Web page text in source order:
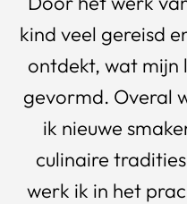
kind veel gereisd
ontdekt, wat
gevormd. Overal
ik nieuwe
culinaire
werk ik in het